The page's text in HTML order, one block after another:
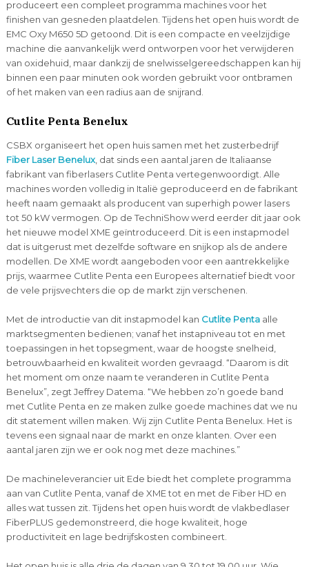
produceert een compleet programma machines voor het
finishen van gesneden plaatdelen. Tijdens het open huis wordt de
EMC Oxy M650 5D getoond. Dit is een compacte en veelzijdige
machine die aanvankelijk werd ontworpen voor het verwijderen
van oxidehuid, maar dankzij de snelwisselgereedschappen kan hij
binnen een paar minuten ook worden gebruikt voor ontbramen
of het maken van een radius aan de snijrand.
Cutlite Penta Benelux
CSBX organiseert het open huis samen met het zusterbedrijf
Fiber Laser Benelux, dat sinds een aantal jaren de Italiaanse
fabrikant van fiberlasers Cutlite Penta vertegenwoordigt. Alle
machines worden volledig in Italië geproduceerd en de fabrikant
heeft naam gemaakt als producent van superhigh power lasers
tot 50 kW vermogen. Op de TechniShow werd eerder dit jaar ook
het nieuwe model XME geïntroduceerd. Dit is een instapmodel
dat is uitgerust met dezelfde software en snijkop als de andere
modellen. De XME wordt aangeboden voor een aantrekkelijke
prijs, waarmee Cutlite Penta een Europees alternatief biedt voor
de vele prijsvechters die op de markt zijn verschenen.
Met de introductie van dit instapmodel kan Cutlite Pentaalle
marktsegmenten bedienen; vanaf het instapniveau tot en met
toepassingen in het topsegment, waar de hoogste snelheid,
betrouwbaarheid en kwaliteit worden gevraagd. “Daarom is dit
het moment om onze naam te veranderen in Cutlite Penta
Benelux”, zegt Jeffrey Datema. “We hebben zo’n goede band
met Cutlite Penta en ze maken zulke goede machines dat we nu
dit statement willen maken. Wij zijn Cutlite Penta Benelux. Het is
tevens een signaal naar de markt en onze klanten. Over een
aantal jaren zijn we er ook nog met deze machines.”
De machineleverancier uit Ede biedt het complete programma
aan van Cutlite Penta, vanaf de XME tot en met de Fiber HD en
alles wat tussen zit. Tijdens het open huis wordt de vlakbedlaser
FiberPLUS gedemonstreerd, die hoge kwaliteit, hoge
productiviteit en lage bedrijfskosten combineert.